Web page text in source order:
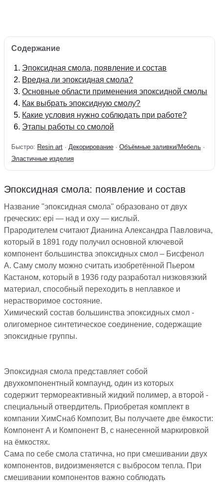
Содержание
Эпоксидная смола, появление и состав
Вредна ли эпоксидная смола?
Основные области применения эпоксидной смолы
Как выбрать эпоксидную смолу?
Какие условия нужно соблюдать при работе?
Этапы работы со смолой
Быстро: Resin art · Декорирование · Объёмные заливки/Мебель ·
Эластичные изделия
Эпоксидная смола: появление и состав
Название "эпоксидная смола" образовано от двух
греческих: epi — над и oxy — кислый.
Прародителем считают Дианина Александра Павловича,
который в 1891 году получил основной ключевой
компонент большинства эпоксидных смол – Бисфенол
А. Саму смолу можно считать изобретённой Пьером
Кастаном, который в 1936 году разработал низковязкий
материал, способный переходить в неплавкое и
нерастворимое состояние.
Химический состав большинства эпоксидных смол -
олигомерное синтетическое соединение, содержащие
эпоксидные группы.
Эпоксидная смола представляет собой
двухкомпонентный компаунд, один из которых
содержит термореактивный жидкий полимер, а второй -
специальный отвердитель. Приобретая комплект в
компании ХимСнаб Композит, Вы получаете две ёмкости:
Компонент А и Компонент В, с нанесенной маркировкой
на ёмкостях.
Сама по себе смола статична, но при смешивании двух
компонентов, видоизменяется с выбросом тепла. При
смешивании компонентов важно соблюдать